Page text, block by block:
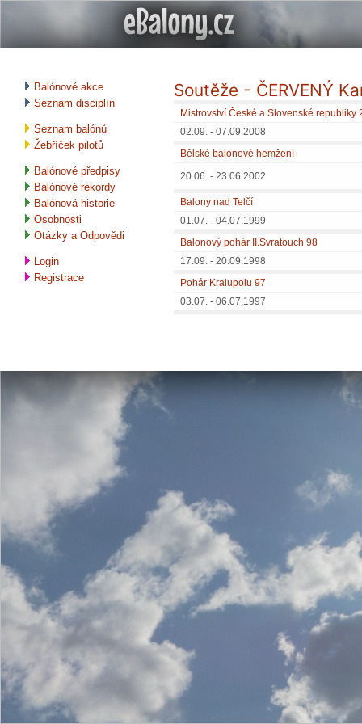
Balónové akce
Seznam disciplín
Seznam balónů
Žebříček pilotů
Balónové předpisy
Balónové rekordy
Balónová historie
Osobnosti
Otázky a Odpovědi
Login
Registrace
Soutěže - ČERVENÝ
Mistrovství České a Slovenské republiky
02.09. - 07.09.2008
Bělské balonové hemžení
20.06. - 23.06.2002
Balony nad Telčí
01.07. - 04.07.1999
Balonový pohár II.Svratouch 98
17.09. - 20.09.1998
Pohár Kralupolu 97
03.07. - 06.07.1997